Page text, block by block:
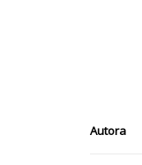
Autora